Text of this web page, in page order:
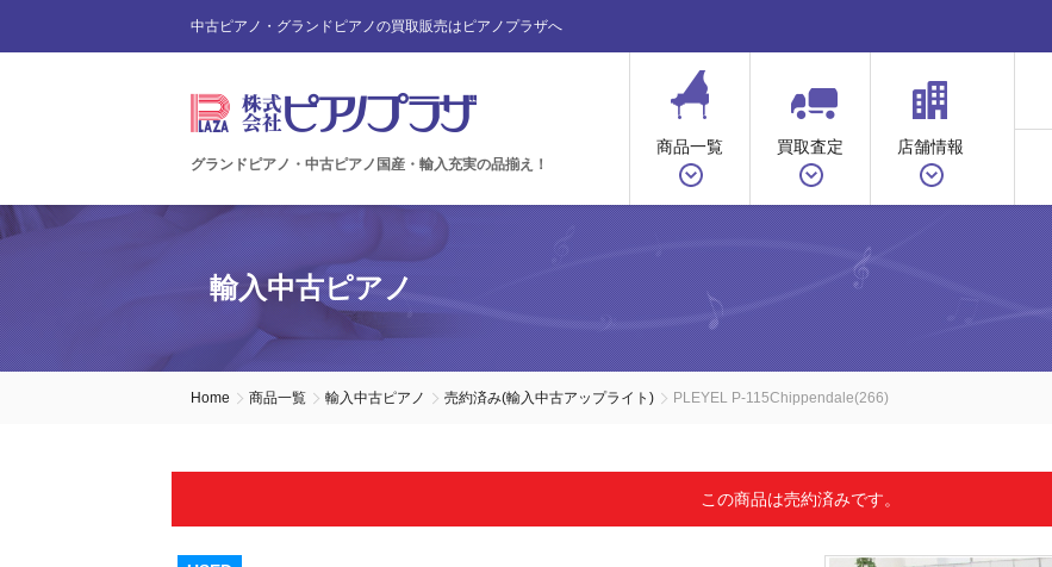
中古ピアノ・グランドピアノの買取販売はピアノプラザへ
グランドピアノ・中古ピアノ国産・輸入充実の品揃え！
商品一覧 買取査定 店舗情報
輸入中古ピアノ
Home 商品一覧 輸入中古ピアノ 売約済み(輸入中古アップライト) PLEYEL P-115Chippendale(266)
この商品は売約済みです。